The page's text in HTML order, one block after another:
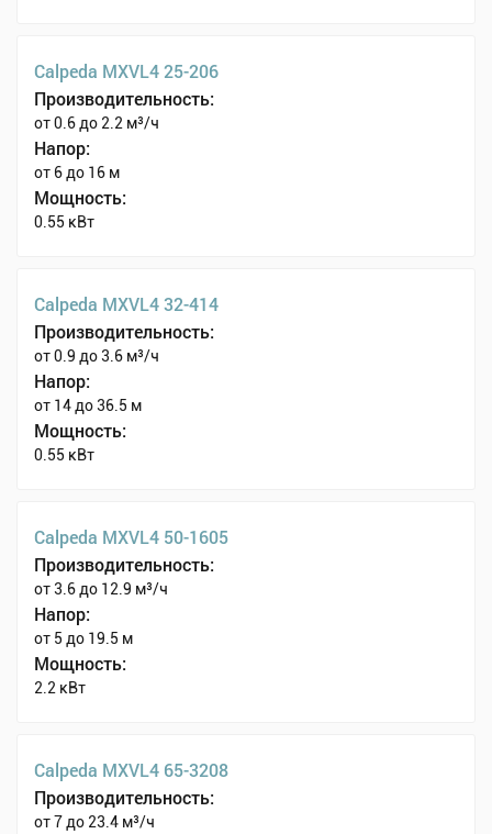
Calpeda MXVL4 25-206
Производительность:
от 0.6 до 2.2 м³/ч
Напор:
от 6 до 16 м
Мощность:
0.55 кВт
Calpeda MXVL4 32-414
Производительность:
от 0.9 до 3.6 м³/ч
Напор:
от 14 до 36.5 м
Мощность:
0.55 кВт
Calpeda MXVL4 50-1605
Производительность:
от 3.6 до 12.9 м³/ч
Напор:
от 5 до 19.5 м
Мощность:
2.2 кВт
Calpeda MXVL4 65-3208
Производительность:
от 7 до 23.4 м³/ч